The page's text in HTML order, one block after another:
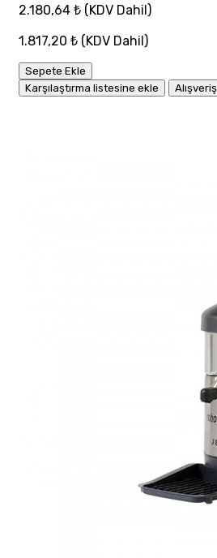
2.180,64 ₺ (KDV Dahil)
1.817,20 ₺ (KDV Dahil)
Sepete Ekle
Karşılaştırma listesine ekle